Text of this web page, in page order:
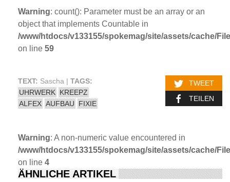
Warning: count(): Parameter must be an array or an
object that implements Countable in
/www/htdocs/v133155/spokemag/site/assets/cache/
on line 59
TEXT: Sascha | TAGS:
UHRWERK KREEPZ
ALFEX AUFBAU FIXIE
TWEET
TEILEN
Warning: A non-numeric value encountered in
/www/htdocs/v133155/spokemag/site/assets/cache/
on line 4
ÄHNLICHE ARTIKEL